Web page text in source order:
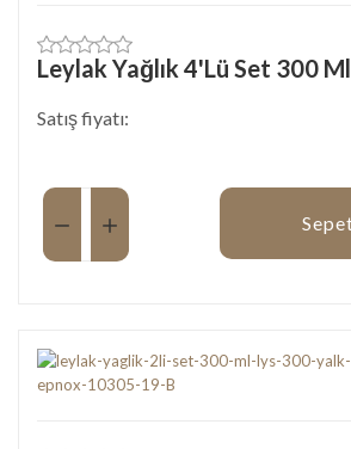
Leylak Yağlık 4'Lü Set 300
Satış fiyatı:
Miktar: